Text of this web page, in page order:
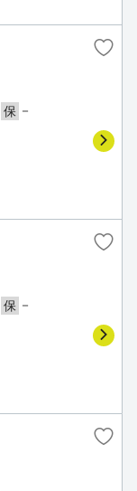
保 －
保 －